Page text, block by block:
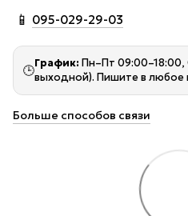
📱 095-029-29-03
🕒
График: Пн–Пт 09:00–18:00,
выходной). Пишите в любое
Больше способов связи